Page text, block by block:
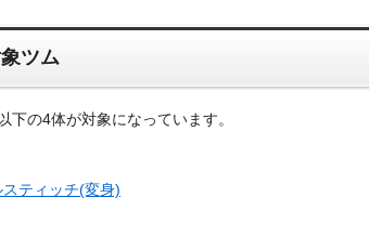
ツム
下の4体が対象になっています。
ティッチ(変身)